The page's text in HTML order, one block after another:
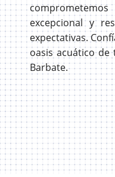
excepcional y
expectativas.
oasis acuático
Barbate.